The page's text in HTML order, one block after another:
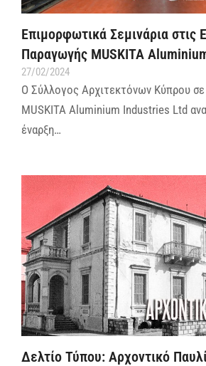
Επιμορφωτικά Σεμινάρια στις
Παραγωγής MUSKITA
27/02/2024
Ο Σύλλογος Αρχιτεκτόνων Κύπρου σε
MUSKITA Aluminium Industries Ltd
έναρξη…
Δελτίο Τύπου: Αρχοντικό